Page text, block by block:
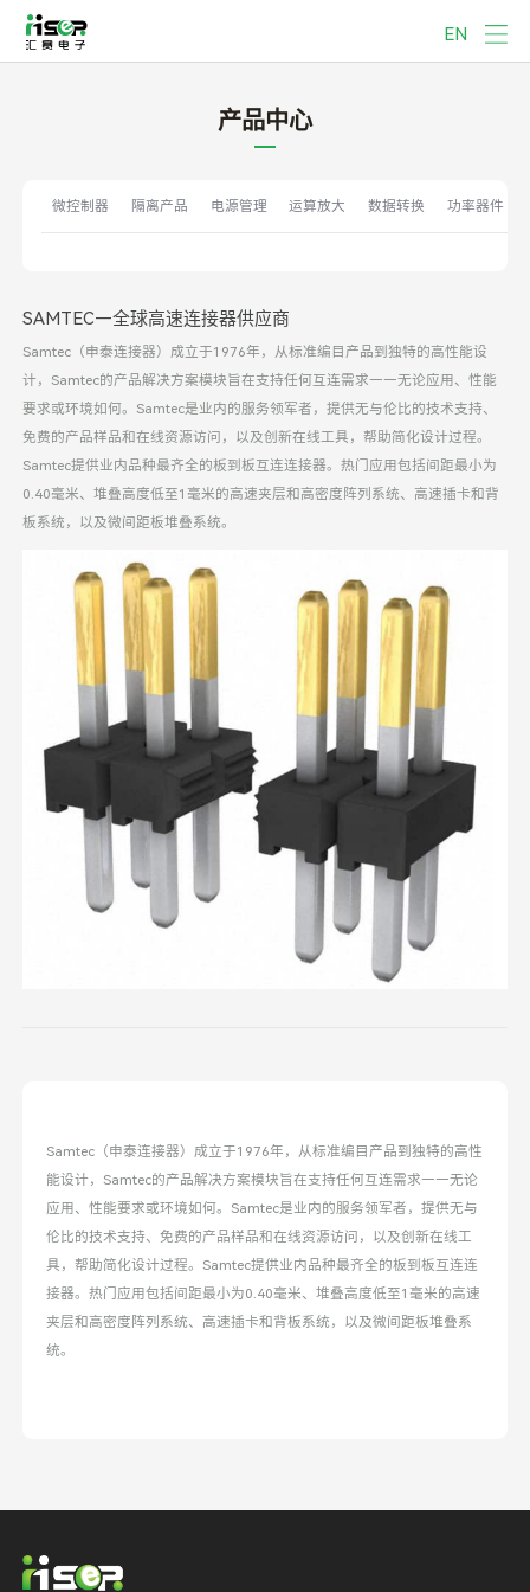
EN
产品中心
微控制器 隔离产品 电源管理 运算放大 数据转换 功率器件
SAMTEC—全球高速连接器供应商
Samtec（申泰连接器）成立于1976年，从标准编目产品到独特的高性能设
计，Samtec的产品解决方案模块旨在支持任何互连需求——无论应用、性能
要求或环境如何。Samtec是业内的服务领军者，提供无与伦比的技术支持、
免费的产品样品和在线资源访问，以及创新在线工具，帮助简化设计过程。
Samtec提供业内品种最齐全的板到板互连连接器。热门应用包括间距最小为
0.40毫米、堆叠高度低至1毫米的高速夹层和高密度阵列系统、高速插卡和背
板系统，以及微间距板堆叠系统。
Samtec（申泰连接器）成立于1976年，从标准编目产品到独特的高性
能设计，Samtec的产品解决方案模块旨在支持任何互连需求——无论
应用、性能要求或环境如何。Samtec是业内的服务领军者，提供无与
伦比的技术支持、免费的产品样品和在线资源访问，以及创新在线工
具，帮助简化设计过程。Samtec提供业内品种最齐全的板到板互连连
接器。热门应用包括间距最小为0.40毫米、堆叠高度低至1毫米的高速
夹层和高密度阵列系统、高速插卡和背板系统，以及微间距板堆叠系
统。